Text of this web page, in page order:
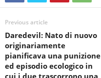
Previous article
Daredevil: Nato di nuovo
originariamente
pianificava una punizione
ed episodio ecologico in
cui i due trascorrono una